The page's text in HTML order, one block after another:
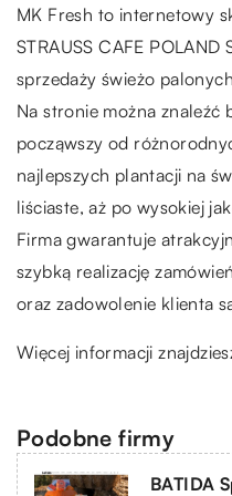
MK Fresh to internetowy
STRAUSS CAFE
sprzedaży świeżo
Na stronie można
począwszy od
najlepszych plantacji na
liściaste, aż po wysokiej
Firma gwarantuje
szybką realizację
oraz zadowolenie klienta
Więcej informacji
Podobne firmy
BATIDA